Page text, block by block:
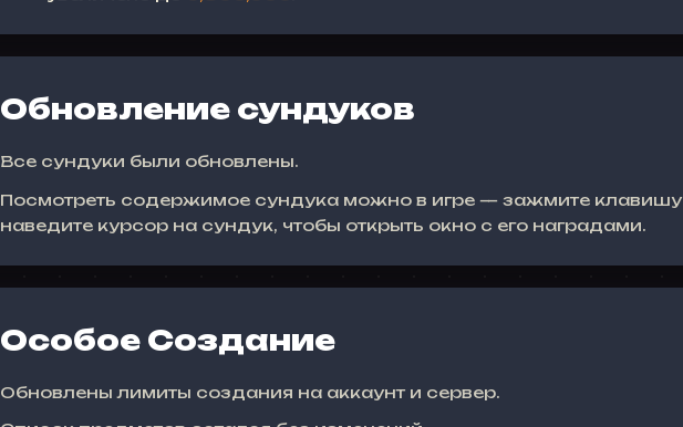
Обновление сундуков
Все сундуки были обновлены.
Посмотреть содержимое сундука можно в игре — зажмите клавишу
наведите курсор на сундук, чтобы открыть окно с его наградами.
Особое Создание
Обновлены лимиты создания на аккаунт и сервер.